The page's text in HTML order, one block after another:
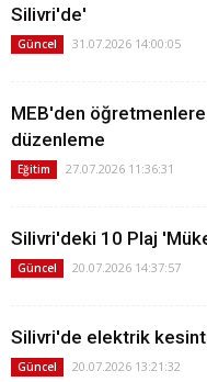
Silivri'de'
Güncel 31.07.2026 14:00:05
MEB'den
düzenleme
Eğitim 27.07.2026 11:36:31
Silivri'deki 10 Plaj
Güncel 20.07.2026 14:37:57
Silivri'de elektrik
Güncel 20.07.2026 13:21:32